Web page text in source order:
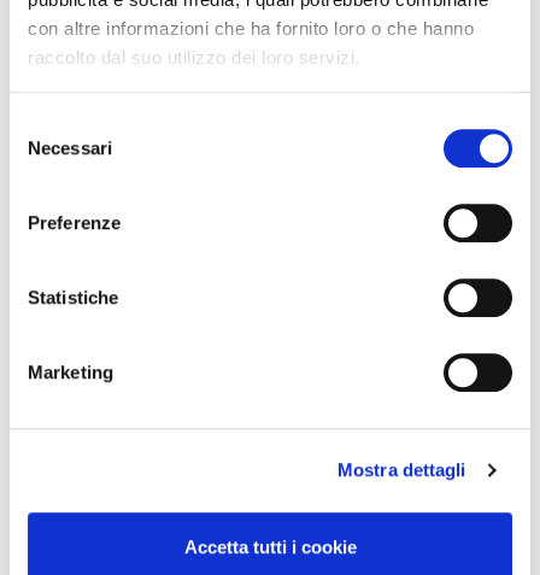
con altre informazioni che ha fornito loro o che hanno
raccolto dal suo utilizzo dei loro servizi.
delNecessari
Preferenze
Statistiche
Marketing
Mostra dettagli
Accetta tutti i cookie
PURE COTTON WITH
€99.00
PURE VERTICALLY
STRIPED COTTON
-40%